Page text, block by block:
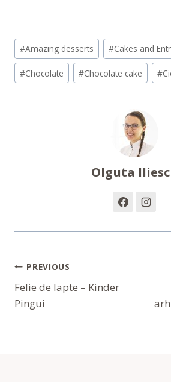
Post
Tags:
#Amazing desserts #Cakes and
#Chocolate #Chocolate cake #
Olguta
Navigare
În
Articole
PREVIOUS
Felie de lapte – Kinder
Pingui